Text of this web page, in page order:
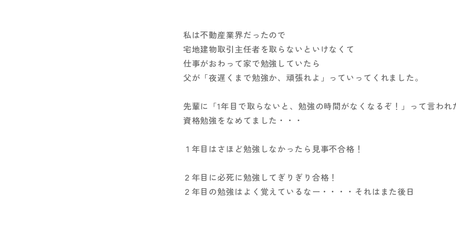
私は不動産業界だったので
宅地建物取引主任者を取らないといけなくて
仕事がおわって家で勉強していたら
父が「夜遅くまで勉強か、頑張れよ」っていってくれました。
先輩に「1年目で取らないと、勉強の時間がなくなるぞ！」って言われ
資格勉強をなめてました・・・
１年目はさほど勉強しなかったら見事不合格！
２年目に必死に勉強してぎりぎり合格！
２年目の勉強はよく覚えているなー・・・・それはまた後日